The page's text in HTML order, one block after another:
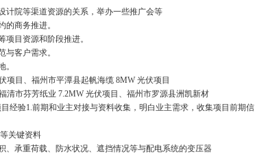
计院等渠道资源的关系，举办一些推广会等
商务推进。
目资源和阶段推进。
客户需求。
项目、福州市平潭县起帆海缆 8MW 光伏项目
清市芬芳纸业 7.2MW 光伏项目、福州市罗源县洲凯新材
经验1.前期和业主对接与资料收集，明白业主需求，收集项目前期信
关键资料
、承重荷载、防水状况、遮挡情况等与配电系统的变压器